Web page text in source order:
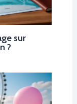
sur
?